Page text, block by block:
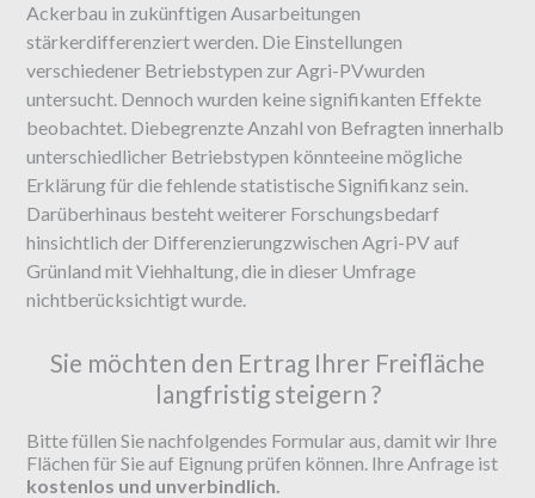
Ackerbau in zukünftigen Ausarbeitungen
stärkerdifferenziert werden. Die Einstellungen
verschiedener Betriebstypen zur Agri-PVwurden
untersucht. Dennoch wurden keine signifikanten Effekte
beobachtet. Diebegrenzte Anzahl von Befragten innerhalb
unterschiedlicher Betriebstypen könnteeine mögliche
Erklärung für die fehlende statistische Signifikanz sein.
Darüberhinaus besteht weiterer Forschungsbedarf
hinsichtlich der Differenzierungzwischen Agri-PV auf
Grünland mit Viehhaltung, die in dieser Umfrage
nichtberücksichtigt wurde.
Sie möchten den Ertrag Ihrer Freifläche
langfristig steigern ?
Bitte füllen Sie nachfolgendes Formular aus, damit wir Ihre
Flächen für Sie auf Eignung prüfen können. Ihre Anfrage ist
kostenlos und unverbindlich.